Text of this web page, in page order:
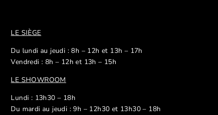
LE SIÈGE
Du lundi au jeudi : 8h – 12h et 13h – 17h
Vendredi : 8h – 12h et 13h – 15h
LE SHOWROOM
Lundi : 13h30 – 18h
Du mardi au jeudi : 9h – 12h30 et 13h30 – 18h